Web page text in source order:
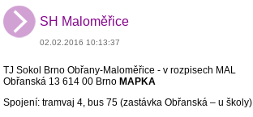
SH Maloměřice
02.02.2016 10:13:37
TJ Sokol Brno Obřany-Maloměřice - v rozpisech MAL
Obřanská 13 614 00 Brno MAPKA
Spojení: tramvaj 4, bus 75 (zastávka Obřanská – u školy)